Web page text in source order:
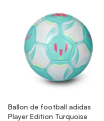
Ballon de football adidas
Player Edition Turquoise